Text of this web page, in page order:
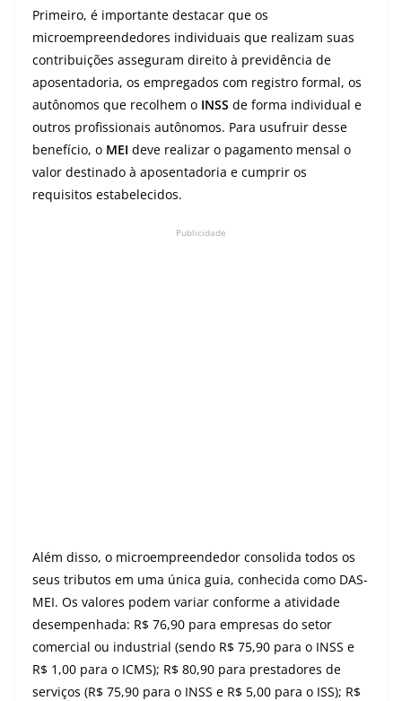
Primeiro, é importante destacar que os
microempreendedores individuais que realizam suas
contribuições asseguram direito à previdência de
aposentadoria, os empregados com registro formal, os
autônomos que recolhem o INSS de forma individual e
outros profissionais autônomos. Para usufruir desse
benefício, o MEI deve realizar o pagamento mensal o
valor destinado à aposentadoria e cumprir os
requisitos estabelecidos.
Publicidade
Além disso, o microempreendedor consolida todos os
seus tributos em uma única guia, conhecida como DAS-
MEI. Os valores podem variar conforme a atividade
desempenhada: R$ 76,90 para empresas do setor
comercial ou industrial (sendo R$ 75,90 para o INSS e
R$ 1,00 para o ICMS); R$ 80,90 para prestadores de
serviços (R$ 75,90 para o INSS e R$ 5,00 para o ISS); R$